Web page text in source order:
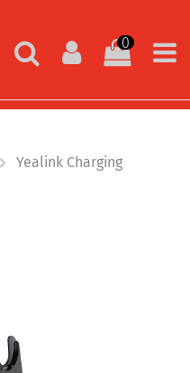
0
Yealink Charging